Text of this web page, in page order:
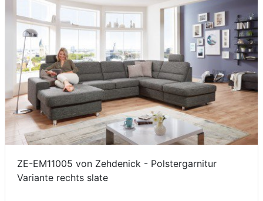
ZE-EM11005 von Zehdenick - Polstergarnitur
Variante rechts slate